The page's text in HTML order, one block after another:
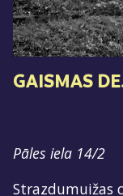
GAISMAS
Pāles iela 14/2
Strazdumuižas